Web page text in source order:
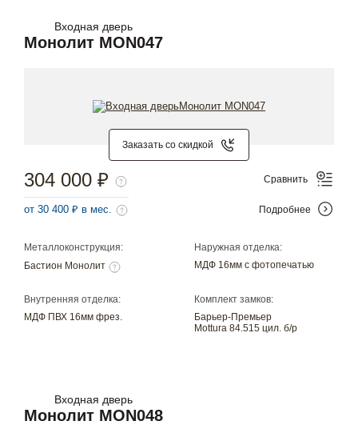
Входная дверь
Монолит MON047
Заказать со скидкой
Металлоконструкция:
Бастион Монолит
Наружная отделка:
МДФ 16мм с фотопечатью
Внутренняя отделка:
МДФ ПВХ 16мм фрез.
Комплект замков:
Барьер-Премьер
Mottura 84.515 цил. б/р
304 000 ₽
от 30 400 ₽ в мес.
Сравнить
Подробнее
Входная дверь
Монолит MON048